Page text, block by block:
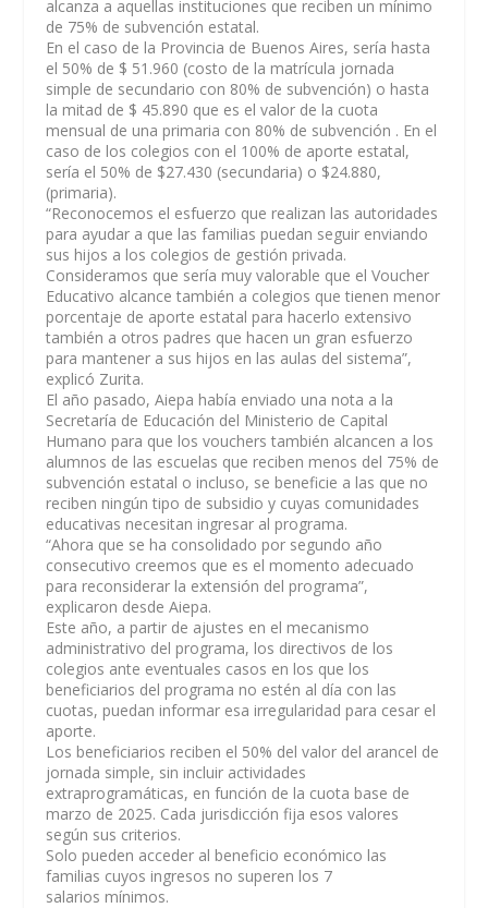
alcanza a aquellas instituciones que reciben un mínimo
de 75% de subvención estatal.
En el caso de la Provincia de Buenos Aires, sería hasta
el 50% de $ 51.960 (costo de la matrícula jornada
simple de secundario con 80% de subvención) o hasta
la mitad de $ 45.890 que es el valor de la cuota
mensual de una primaria con 80% de subvención . En el
caso de los colegios con el 100% de aporte estatal,
sería el 50% de $27.430 (secundaria) o $24.880,
(primaria).
“Reconocemos el esfuerzo que realizan las autoridades
para ayudar a que las familias puedan seguir enviando
sus hijos a los colegios de gestión privada.
Consideramos que sería muy valorable que el Voucher
Educativo alcance también a colegios que tienen menor
porcentaje de aporte estatal para hacerlo extensivo
también a otros padres que hacen un gran esfuerzo
para mantener a sus hijos en las aulas del sistema”,
explicó Zurita.
El año pasado, Aiepa había enviado una nota a la
Secretaría de Educación del Ministerio de Capital
Humano para que los vouchers también alcancen a los
alumnos de las escuelas que reciben menos del 75% de
subvención estatal o incluso, se beneficie a las que no
reciben ningún tipo de subsidio y cuyas comunidades
educativas necesitan ingresar al programa.
“Ahora que se ha consolidado por segundo año
consecutivo creemos que es el momento adecuado
para reconsiderar la extensión del programa”,
explicaron desde Aiepa.
Este año, a partir de ajustes en el mecanismo
administrativo del programa, los directivos de los
colegios ante eventuales casos en los que los
beneficiarios del programa no estén al día con las
cuotas, puedan informar esa irregularidad para cesar el
aporte.
Los beneficiarios reciben el 50% del valor del arancel de
jornada simple, sin incluir actividades
extraprogramáticas, en función de la cuota base de
marzo de 2025. Cada jurisdicción fija esos valores
según sus criterios.
Solo pueden acceder al beneficio económico las
familias cuyos ingresos no superen los 7
salarios mínimos.